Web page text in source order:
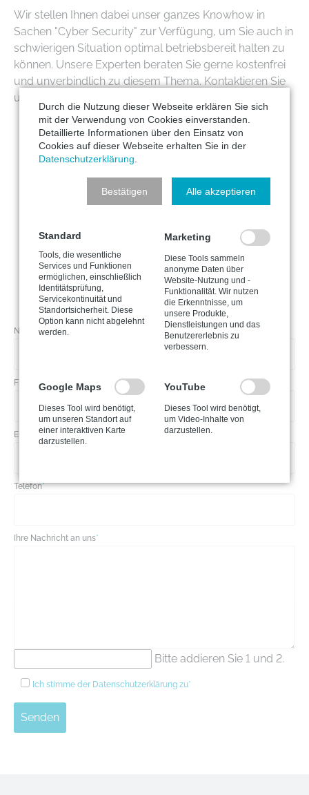
Facebook
TwitterLinkedIn
Xing E-mailPinterestReddit
Wir stellen Ihnen dabei unser ganzes Knowhow in
Sachen "Cyber Security" zur Verfügung, um Sie auch in
schwierigen Situation optimal betriebsbereit halten zu
können. Unsere Experten beraten Sie gerne kostenfrei
und unverbindlich zu diesem Thema. Kontaktieren Sie
uns gerne!
Zurück zur Blog-Übersicht
KONTAKT
Name *
Firma
Email
Telefon*
Ihre Nachricht an uns*
Bitte addieren Sie 1 und 2.
Ich stimme der Datenschutzerklärung zu*
Senden
Durch die Nutzung dieser Webseite erklären Sie sich
mit der Verwendung von Cookies einverstanden.
Detaillierte Informationen über den Einsatz von
Cookies auf dieser Webseite erhalten Sie in der
Datenschutzerklärung
Bestätigen Alle akzeptieren
Standard
Tools, die wesentliche
Services und Funktionen
ermöglichen, einschließlich
Identitätsprüfung,
Servicekontinuität und
Standortsicherheit. Diese
Option kann nicht abgelehnt
werden.
Marketing
Diese Tools sammeln
anonyme Daten über
Website-Nutzung und -
Funktionalität. Wir nutzen
die Erkenntnisse, um
unsere Produkte,
Dienstleistungen und das
Benutzererlebnis zu
verbessern.
Google Maps
Dieses Tool wird benötigt,
um unseren Standort auf
einer interaktiven Karte
darzustellen.
YouTube
Dieses Tool wird benötigt,
um Video-Inhalte von
darzustellen.